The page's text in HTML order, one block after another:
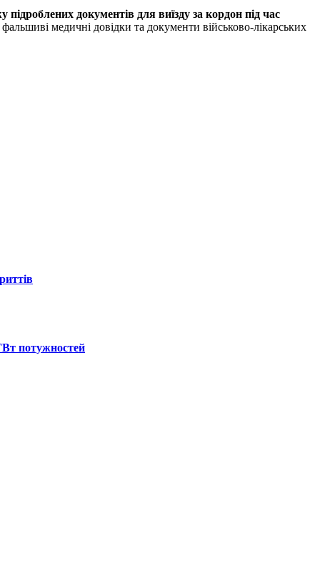
документів для виїзду за кордон під час
медичні довідки та документи військово-лікарських
потужностей